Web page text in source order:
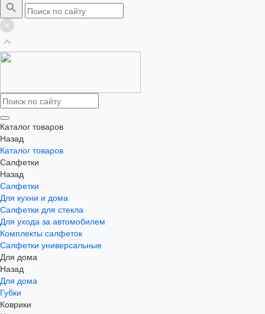
Каталог товаров
Назад
Каталог товаров
Салфетки
Назад
Салфетки
Для кухни и дома
Салфетки для стекла
Для ухода за автомобилем
Комплекты салфеток
Салфетки универсальные
Для дома
Назад
Для дома
Губки
Коврики